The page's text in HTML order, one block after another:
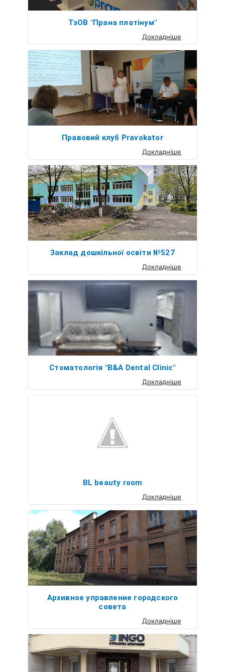
ТзОВ "Прана платінум"
Докладніше
Правовий клуб Pravokator
Докладніше
Заклад дошкільної освіти №527
Докладніше
Стоматологія "B&A Dental Clinic"
Докладніше
BL beauty room
Докладніше
Архивное управление городского
совета
Докладніше